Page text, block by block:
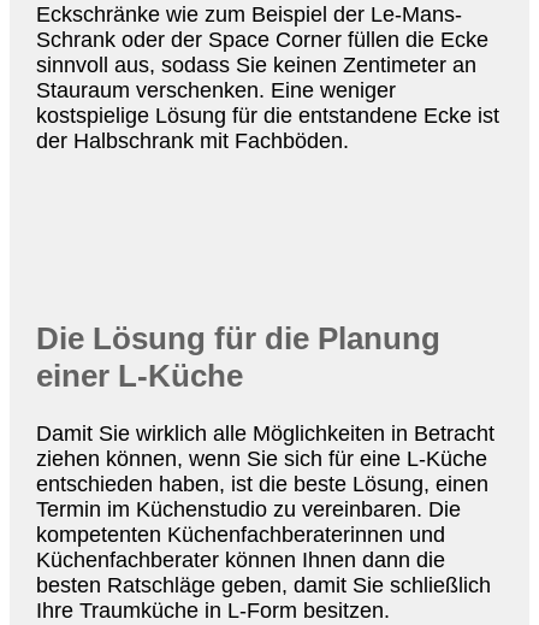
Eckschränke wie zum Beispiel der Le-Mans-
Schrank oder der Space Corner füllen die Ecke
sinnvoll aus, sodass Sie keinen Zentimeter an
Stauraum verschenken. Eine weniger
kostspielige Lösung für die entstandene Ecke ist
der Halbschrank mit Fachböden.
Die Lösung für die Planung
einer L-Küche
Damit Sie wirklich alle Möglichkeiten in Betracht
ziehen können, wenn Sie sich für eine L-Küche
entschieden haben, ist die beste Lösung, einen
Termin im Küchenstudio zu vereinbaren. Die
kompetenten Küchenfachberaterinnen und
Küchenfachberater können Ihnen dann die
besten Ratschläge geben, damit Sie schließlich
Ihre Traumküche in L-Form besitzen.